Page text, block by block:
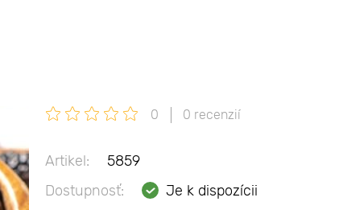
0 0 recenzií
Artikel:
5859
Dostupnosť:
Je k dispozícii